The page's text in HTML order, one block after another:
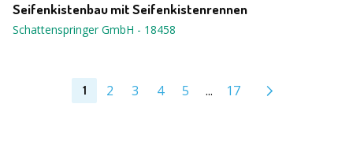
Seifenkistenbau mit Seifenkistenrennen
Schattenspringer GmbH - 18458
1 2 3 4 5 ... 17